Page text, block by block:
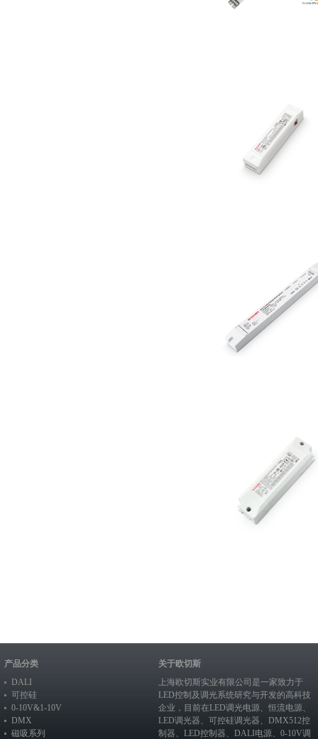
产品分类
DALI
可控硅
0-10V&1-10V
DMX
磁吸系列
关于欧切斯
上海欧切斯实业有限公司是一家致力于
LED控制及调光系统研究与开发的高科技
企业，目前在LED调光电源、恒流电源、
LED调光器、 可控硅调光器、 DMX512控
制器、 LED控制器、 DALI电源、 0-10V调